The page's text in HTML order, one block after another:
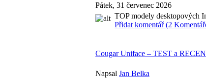
Pátek, 31 červenec 2026
TOP modely desktopových
Přidat komentář (2
Cougar Uniface – TEST a
Napsal Jan Belka